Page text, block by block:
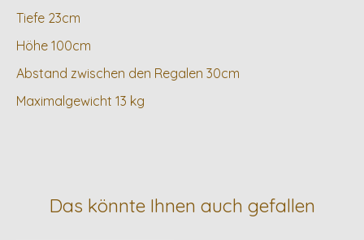
Tiefe 23cm
Höhe 100cm
Abstand zwischen den Regalen 30cm
Maximalgewicht 13 kg
Das könnte Ihnen auch gefallen